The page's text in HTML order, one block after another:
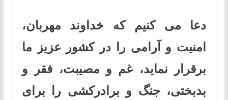
دعا می کنیم که خداوند مهربان،
امنیت و آرامی را در کشور عزیز ما
برقرار نماید، غم و مصیبت، فقر و
بدبختی، جنگ و برادرکشی را برای